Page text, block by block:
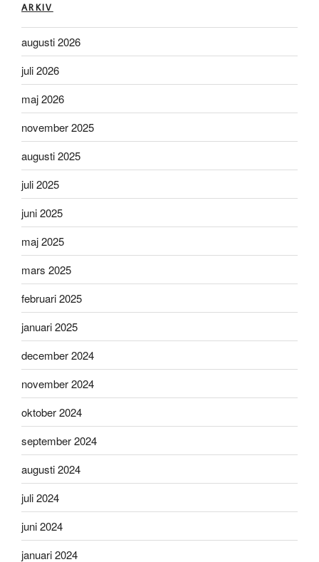
ARKIV
augusti 2026
juli 2026
maj 2026
november 2025
augusti 2025
juli 2025
juni 2025
maj 2025
mars 2025
februari 2025
januari 2025
december 2024
november 2024
oktober 2024
september 2024
augusti 2024
juli 2024
juni 2024
januari 2024